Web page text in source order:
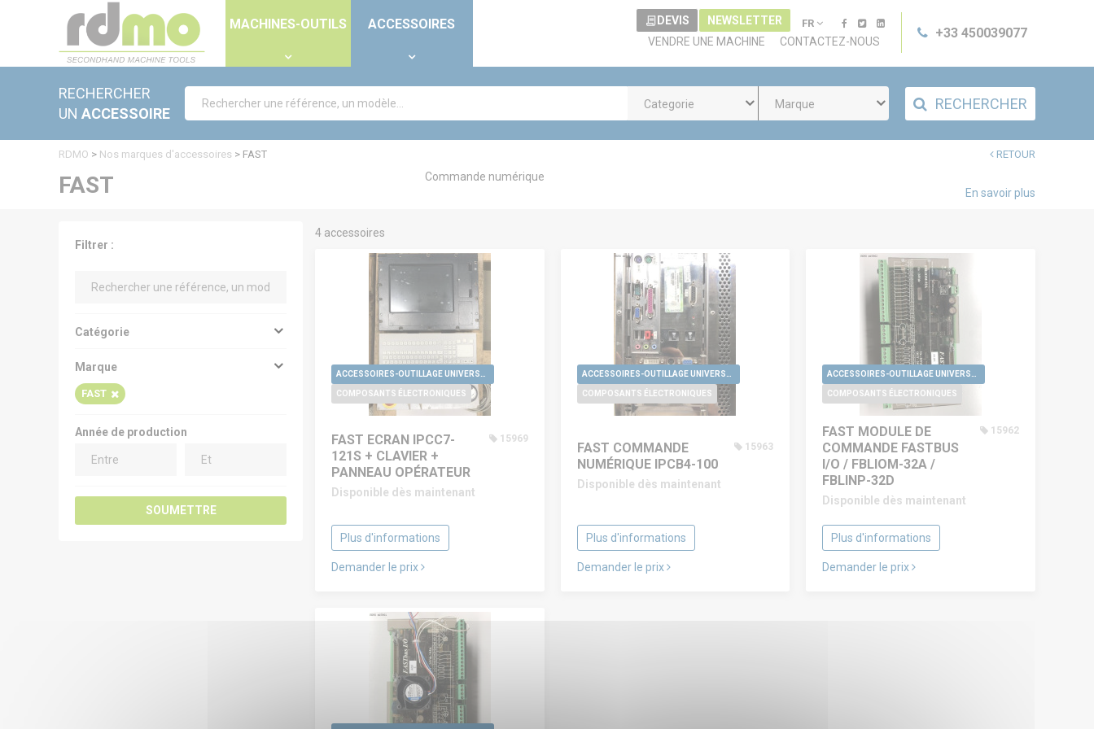
MACHINES-OUTILS ACCESSOIRES
+33 450039077
DEVIS NEWSLETTER FR
VENDRE UNE MACHINE CONTACTEZ-NOUS
RECHERCHER
UN ACCESSOIRE
Categorie Marque RECHERCHER
RETOUR
RDMO > Nos marques d'accessoires > FAST
FAST
Commande numérique
En savoir plus
Filtrer :
Catégorie
Marque
FAST
Année de production
SOUMETTRE
4 accessoires
COMPOSANTS ÉLECTRONIQUES
FAST ECRAN IPCC7-
121S + CLAVIER +
PANNEAU OPÉRATEUR
15969
Disponible dès maintenant
Plus d'informations
Demander le prix
COMPOSANTS ÉLECTRONIQUES
FAST COMMANDE
NUMÉRIQUE IPCB4-100
15963
Disponible dès maintenant
Plus d'informations
Demander le prix
COMPOSANTS ÉLECTRONIQUES
FAST MODULE DE
COMMANDE FASTBUS
I/O / FBLIOM-32A /
FBLINP-32D
15962
Disponible dès maintenant
Plus d'informations
Demander le prix